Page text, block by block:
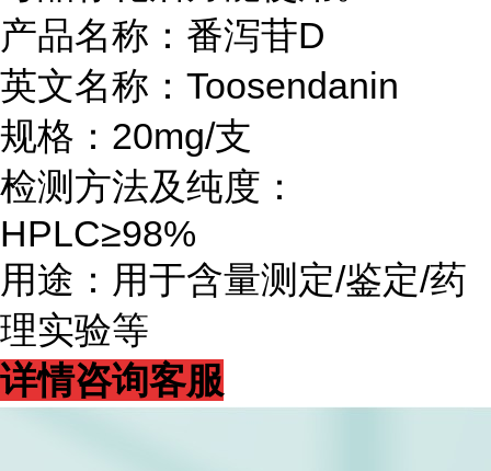
产品名称：番泻苷D
英文名称：Toosendanin
规格：20mg/支
检测方法及纯度：
HPLC≥98%
用途：用于含量测定/鉴定/药
理实验等
详情咨询客服